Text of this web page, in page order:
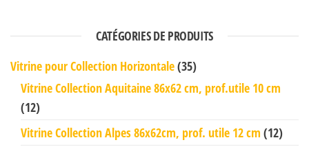
CATÉGORIES DE PRODUITS
Vitrine pour Collection Horizontale(35)
Vitrine Collection Aquitaine 86x62 cm, prof.utile 10 cm
(12)
Vitrine Collection Alpes 86x62cm, prof. utile 12 cm (12)